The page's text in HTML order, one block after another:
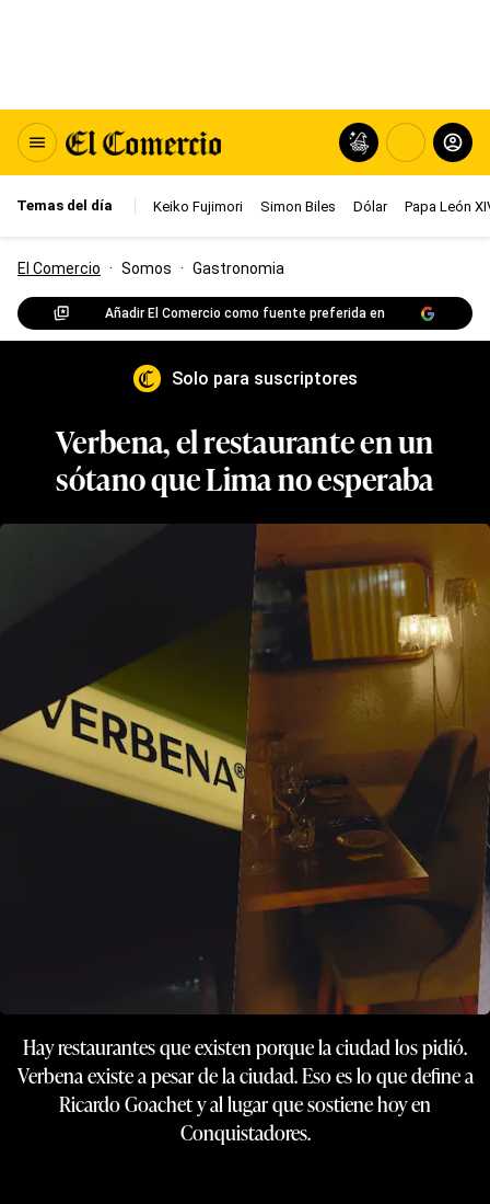
Temas del día Keiko Fujimori Simon Biles Dólar Papa León
El Comercio · Somos · Gastronomia
Añadir El Comercio como fuente preferida en
Solo para suscriptores
Verbena, el restaurante en un
sótano que Lima no esperaba
Hay restaurantes que existen porque la ciudad los pidió.
Verbena existe a pesar de la ciudad. Eso es lo que define a
Ricardo Goachet y al lugar que sostiene hoy en
Conquistadores.